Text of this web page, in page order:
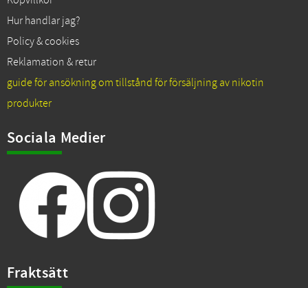
Hur handlar jag?
Policy & cookies
Reklamation & retur
guide för ansökning om tillstånd för försäljning av nikotin
produkter
Sociala Medier
Fraktsätt